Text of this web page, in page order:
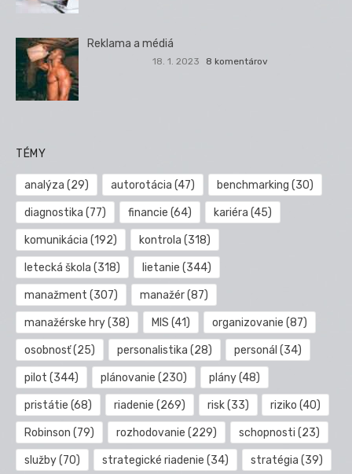
Reklama a médiá
18. 1. 2023 8 komentárov
TÉMY
analýza (29) autorotácia (47) benchmarking (30)
diagnostika (77) financie (64) kariéra (45)
komunikácia (192) kontrola (318)
letecká škola (318) lietanie (344)
manažment (307) manažér(87)
manažérske hry(38) MIS (41) organizovanie (87)
osobnosť(25) personalistika (28) personál (34)
pilot (344) plánovanie (230) plány(48)
pristátie (68) riadenie (269) risk(33) riziko (40)
Robinson (79) rozhodovanie (229) schopnosti (23)
služby(70) strategické riadenie (34) stratégia (39)